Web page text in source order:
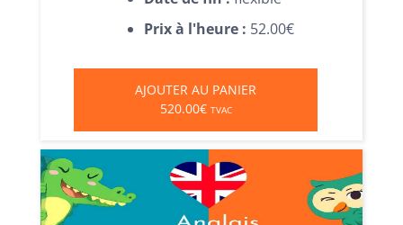
Prix à l'heure : 52.00€
AJOUTER AU PANIER
520.00€ TVAC